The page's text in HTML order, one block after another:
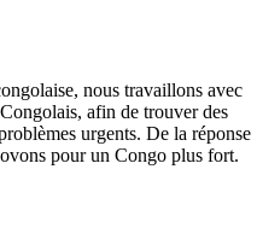
nous travaillons avec
afin de trouver des
urgents. De la réponse
pour un Congo plus fort.